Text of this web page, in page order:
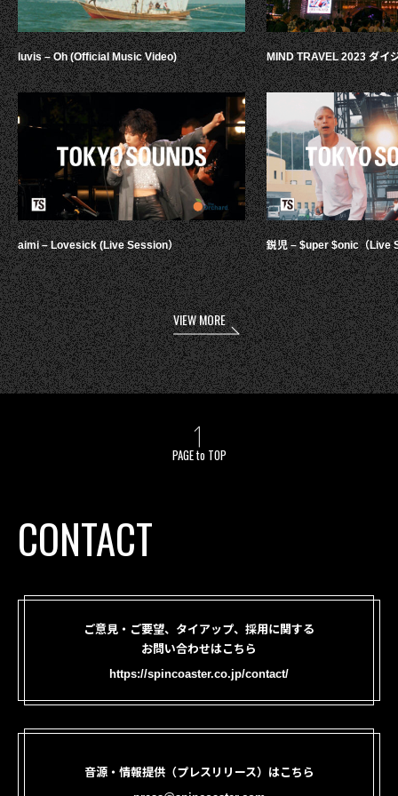
luvis – Oh (Official Music Video)
aimi – Lovesick (Live Session）
MIND TRAVEL 2023 ダイ
鋭児 – $uper $onic（Live
VIEW MORE
PAGE to TOP
CONTACT
ご意見・ご要望、タイアップ、採用に関する
お問い合わせはこちら
https://spincoaster.co.jp/contact/
音源・情報提供（プレスリリース）はこちら